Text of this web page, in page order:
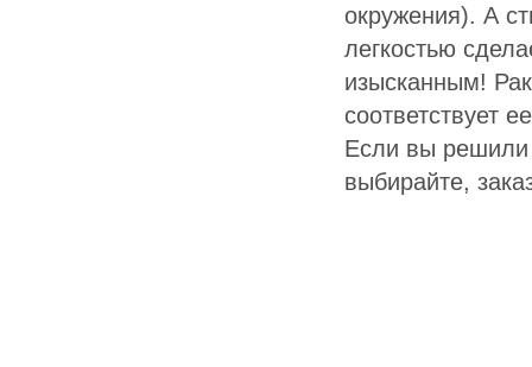
окружения). А
легкостью
изысканным!
соответствует
Если вы решили
выбирайте,